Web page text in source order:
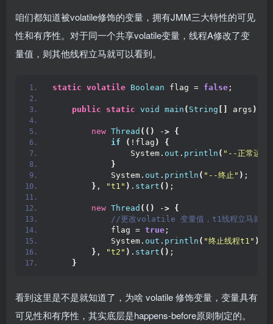
咱们都知道被volatile修饰的变量，拥有JMM三大特性的可见
性和有序性。对于同一个共享volatile变量，线程A修改了变
量值，则其他线程立马就可以看到。
static volatile Boolean flag = false ;
public static void main ( String args )
new Thread (() -> {
if
( !flag )
{
                System.
out . println ( "--正常运行
}
            System.
out . println ( "--终止" ) ;
} , "t1" ) . start () ;
new Thread (() -> {
//更改volatile 变量值，t1线程立马就能
            flag =
true ;
            System.
out . println ( "终止线程t1" )
} , "t2" ) . start () ;
}
看到这里是不是就知道了，为啥 volatile 修饰变量，变量具有
可见性和有序性，其实底层是happens-before原则制定的。